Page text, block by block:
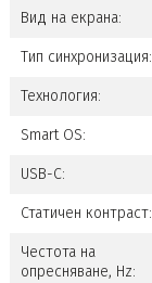
Вид на екрана:
Тип синхронизация:
Технология:
Smart OS:
USB-C:
Статичен контраст:
Честота на
опресняване, Hz: